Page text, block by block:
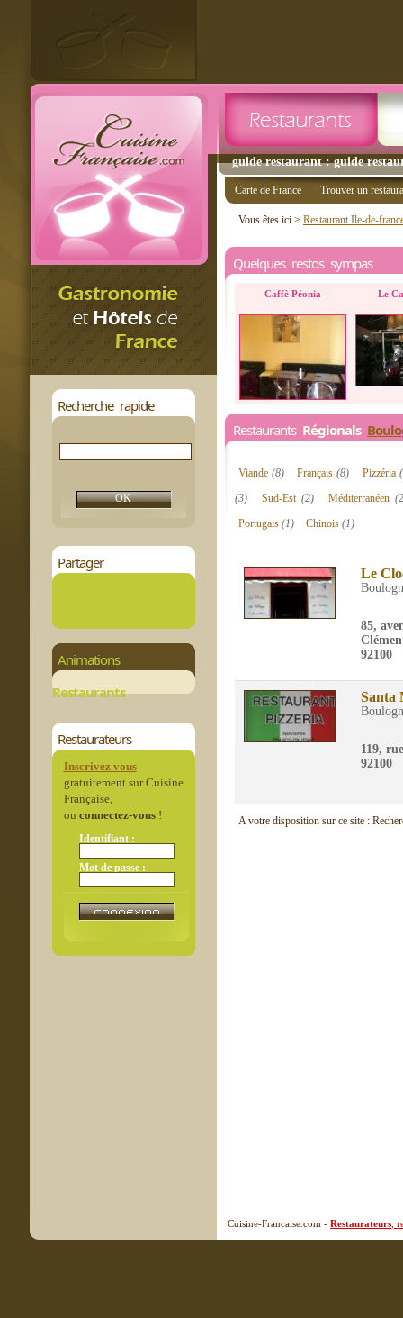
guide restaurant : guide
Recherche rapide
Partager
Animations
Restaurants
Restaurateurs
Inscrivez vous
gratuitement sur Cuisine
Française,
ou connectez-vous!
Identifiant :
Mot de passe :
Carte de France Trouver un
Vous êtes ici > Restaurant Ile-de-
Quelques restos sympas
Caffè Péonia Le
Restaurants Régionals
Viande(8) Français(8) Pizzéria
(3)
Sud-Est (2) Méditerranéen
Portugais (1) Chinois(1)
Le
85,
92100
Santa
119,
92100
A votre disposition sur ce site :
Cuisine-Francaise.com - Restaurateurs ,